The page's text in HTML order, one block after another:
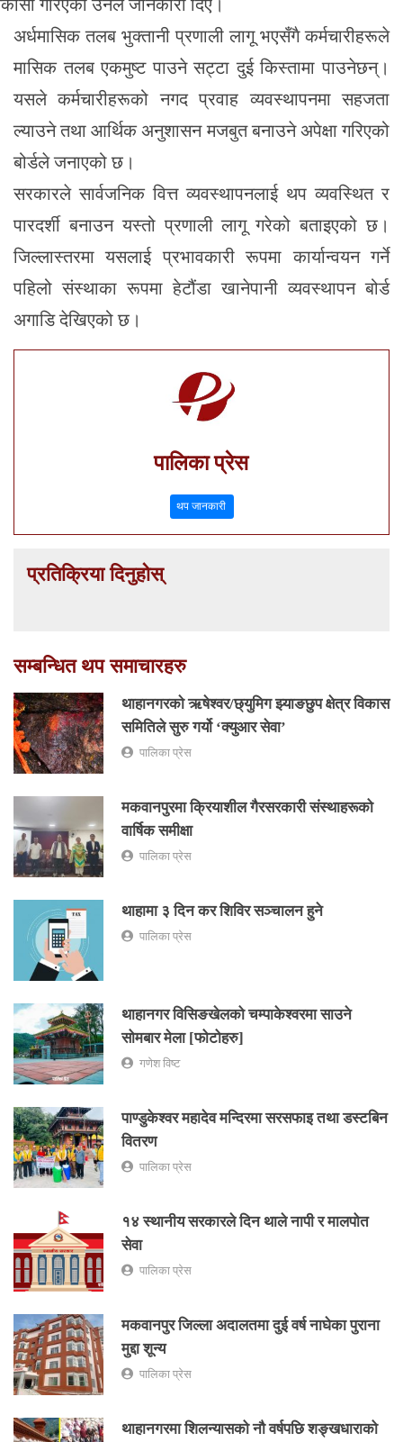
गरिएको उनले जानकारी दिए।
अर्धमासिक तलब भुक्तानी प्रणाली लागू भएसँगै कर्मचारीहरूले
मासिक तलब एकमुष्ट पाउने सट्टा दुई किस्तामा पाउनेछन्।
यसले कर्मचारीहरूको नगद प्रवाह व्यवस्थापनमा सहजता
ल्याउने तथा आर्थिक अनुशासन मजबुत बनाउने अपेक्षा गरिएको
बोर्डले जनाएको छ।
सरकारले सार्वजनिक वित्त व्यवस्थापनलाई थप व्यवस्थित र
पारदर्शी बनाउन यस्तो प्रणाली लागू गरेको बताइएको छ।
जिल्लास्तरमा यसलाई प्रभावकारी रूपमा कार्यान्वयन गर्ने
पहिलो संस्थाका रूपमा हेटौंडा खानेपानी व्यवस्थापन बोर्ड
अगाडि देखिएको छ।
पालिका प्रेस
थप जानकारी
प्रतिक्रिया दिनुहोस्
सम्बन्धित थप समाचारहरु
थाहानगरकाे ऋषेश्वर/छ्युमिग झ्याङछुप क्षेत्र विकास
समितिले सुरु गर्यो ‘क्युआर सेवा’
पालिका प्रेस
मकवानपुरमा क्रियाशील गैरसरकारी संस्थाहरूको
वार्षिक समीक्षा
पालिका प्रेस
थाहामा ३ दिन कर शिविर सञ्चालन हुने
पालिका प्रेस
थाहानगर विसिङखेलको चम्पाकेश्वरमा साउने
सोमबार मेला [फोटोहरु]
गणेश विष्ट
पाण्डुकेश्वर महादेव मन्दिरमा सरसफाइ तथा डस्टबिन
वितरण
पालिका प्रेस
१४ स्थानीय सरकारले दिन थाले नापी र मालपोत
सेवा
पालिका प्रेस
मकवानपुर जिल्ला अदालतमा दुई वर्ष नाघेका पुराना
मुद्दा शून्य
पालिका प्रेस
थाहानगरमा शिलन्यासको नौ वर्षपछि शङ्खधाराको